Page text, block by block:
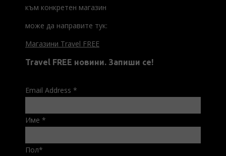
към конкретен магазин
може да направите тук:
Магазини Travel FREE
Travel FREE новини. Запиши се!
Email Address *
Име *
Пол*